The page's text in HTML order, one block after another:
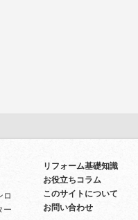
ロ
ー
リフォーム基礎知識
お役立ちコラム
このサイトについて
お問い合わせ